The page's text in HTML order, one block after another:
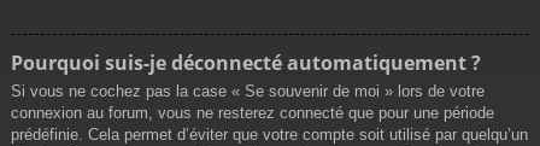
Pourquoi suis-je déconnecté automatiquement ?
Si vous ne cochez pas la case « Se souvenir de moi » lors de votre
connexion au forum, vous ne resterez connecté que pour une période
prédéfinie. Cela permet d’éviter que votre compte soit utilisé par quelqu’un